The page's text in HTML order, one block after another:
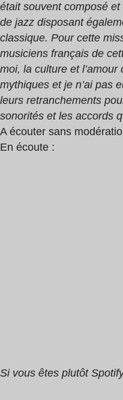
était souvent composé
de jazz disposant
classique. Pour cette
musiciens français de
moi, la culture et
mythiques et je n’ai pas
leurs retranchements
sonorités et les accords
A écouter sans
En écoute :
Si vous êtes plutôt